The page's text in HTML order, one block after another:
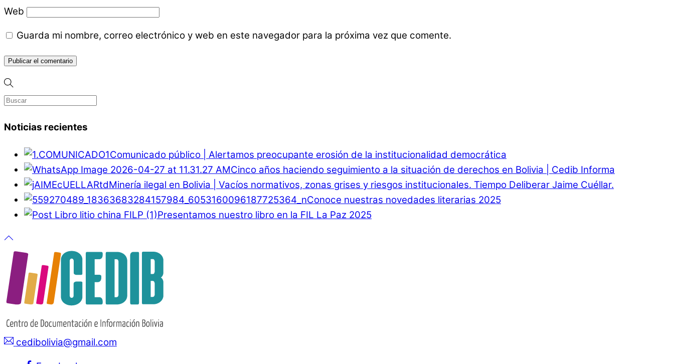
Web
Guarda mi nombre, correo electrónico y web en este navegador para la próxima vez que comente.
Noticias recientes
Comunicado público | Alertamos preocupante erosión de la institucionalidad democrática
Cinco años haciendo seguimiento a la situación de derechos en Bolivia | Cedib Informa
Minería ilegal en Bolivia | Vacíos normativos, zonas grises y riesgos institucionales. Tiempo Deliberar Jaime Cuéllar.
Conoce nuestras novedades literarias 2025
Presentamos nuestro libro en la FIL La Paz 2025
cedibolivia@gmail.com